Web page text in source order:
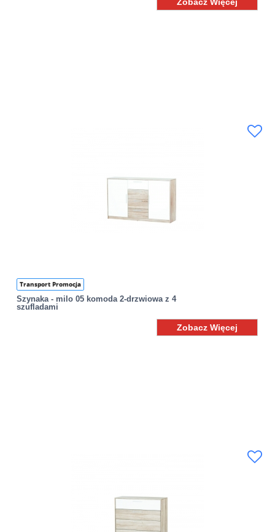
Transport Promocja
Szynaka - milo 05 komoda 2-drzwiowa z 4
szufladami
Zobacz Więcej